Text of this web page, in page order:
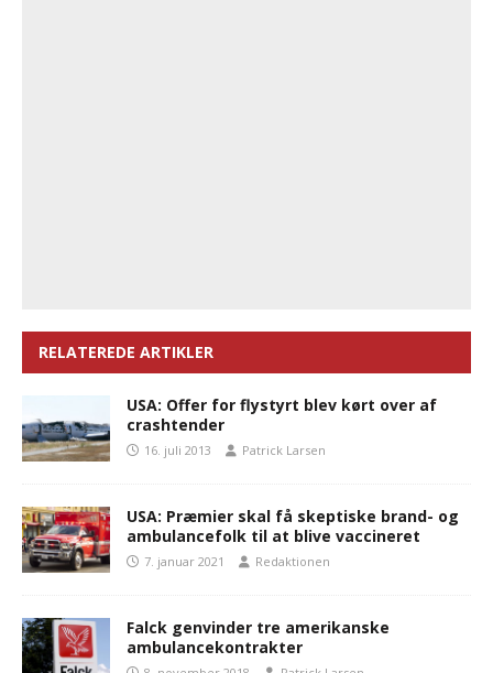
RELATEREDE ARTIKLER
USA: Offer for flystyrt blev kørt over af
crashtender
16. juli 2013 Patrick Larsen
USA: Præmier skal få skeptiske brand- og
ambulancefolk til at blive vaccineret
7. januar 2021 Redaktionen
Falck genvinder tre amerikanske
ambulancekontrakter